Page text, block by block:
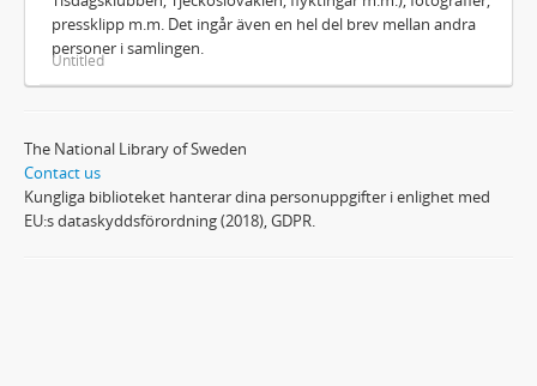
pressklipp m.m. Det ingår även en hel del brev mellan andra
personer i samlingen.
Untitled
The National Library of Sweden
Contact us
Kungliga biblioteket hanterar dina personuppgifter i enlighet med
EU:s dataskyddsförordning (2018), GDPR.